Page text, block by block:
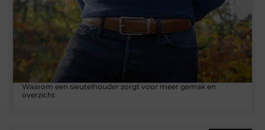
Waarom een sleutelhouder zorgt voor meer gemak en
overzicht